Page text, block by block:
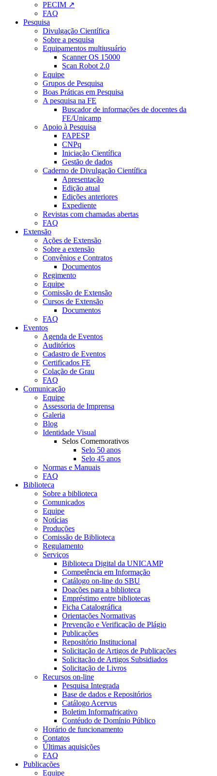
PECIM ↗
FAQ
Pesquisa
Divulgação Científica
Sobre a pesquisa
Equipamentos multiusuário
Scanner OS 15000
Scan Robot 2.0
Equipe
Grupos de Pesquisa
Boas Práticas em Pesquisa
A pesquisa na FE
Buscador de informações de docentes da
FE/Unicamp
Apoio à Pesquisa
FAPESP
CNPq
Iniciação Científica
Gestão de dados
Caderno de Divulgação Científica
Apresentação
Edição atual
Edições anteriores
Expediente
Revistas com chamadas abertas
FAQ
Extensão
Ações de Extensão
Sobre a extensão
Convênios e Contratos
Documentos
Regimento
Equipe
Comissão de Extensão
Cursos de Extensão
Documentos
FAQ
Eventos
Agenda de Eventos
Auditórios
Cadastro de Eventos
Certificados FE
Colação de Grau
FAQ
Comunicação
Equipe
Assessoria de Imprensa
Galeria
Blog
Identidade Visual
Selos Comemorativos
Selo 50 anos
Selo 45 anos
Normas e Manuais
FAQ
Biblioteca
Sobre a biblioteca
Comunicados
Equipe
Notícias
Produções
Comissão de Biblioteca
Regulamento
Serviços
Biblioteca Digital da UNICAMP
Competência em Informação
Catálogo on-line do SBU
Doações para a biblioteca
Empréstimo entre bibliotecas
Ficha Catalográfica
Orientações Normativas
Prevenção e Verificação de Plágio
Publicações
Repositório Institucional
Solicitação de Artigos de Publicações
Solicitação de Artigos Subsidiados
Solicitação de Livros
Recursos on-line
Pesquisa Integrada
Base de dados e Repositórios
Catálogo Acervus
Boletim Informafricativo
Contéudo de Domínio Público
Horário de funcionamento
Contatos
Últimas aquisições
FAQ
Publicações
Equipe